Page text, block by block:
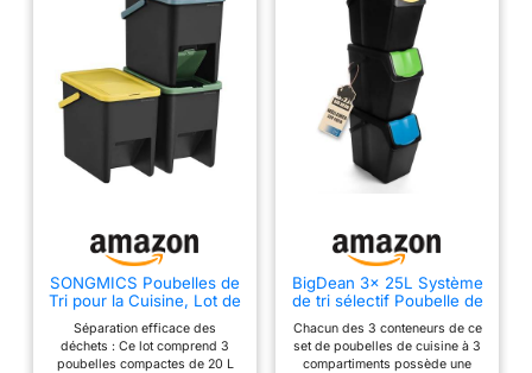
SONGMICS Poubelles de
Tri pour la Cuisine, Lot de
Recyclage, Couvercles à
Ouverture par Pression,
Séparation efficace des
déchets : Ce lot comprend 3
poubelles compactes de 20 L
BigDean 3x 25L Système
de tri sélectif Poubelle de
Empilable avec poignée
Poubelle de cuisine
Chacun des 3 conteneurs de ce
set de poubelles de cuisine à 3
compartiments possède une